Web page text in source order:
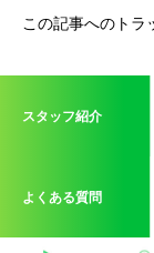
この記事へのトラ
スタッフ紹介
よくある質問